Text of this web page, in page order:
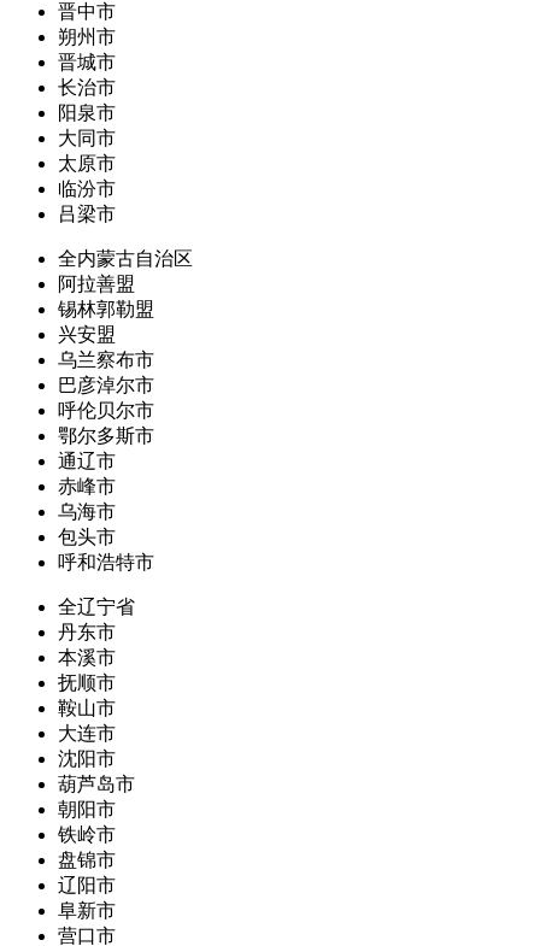
晋中市
朔州市
晋城市
长治市
阳泉市
大同市
太原市
临汾市
吕梁市
全内蒙古自治区
阿拉善盟
锡林郭勒盟
兴安盟
乌兰察布市
巴彦淖尔市
呼伦贝尔市
鄂尔多斯市
通辽市
赤峰市
乌海市
包头市
呼和浩特市
全辽宁省
丹东市
本溪市
抚顺市
鞍山市
大连市
沈阳市
葫芦岛市
朝阳市
铁岭市
盘锦市
辽阳市
阜新市
营口市